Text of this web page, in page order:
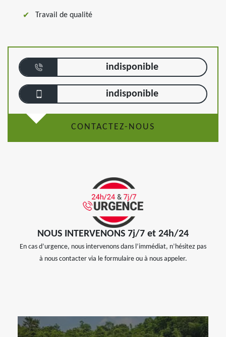
Travail de qualité
indisponible
indisponible
CONTACTEZ-NOUS
NOUS INTERVENONS 7j/7 et 24h/24
En cas d’urgence, nous intervenons dans l’immédiat, n’hésitez pas
à nous contacter via le formulaire ou à nous appeler.